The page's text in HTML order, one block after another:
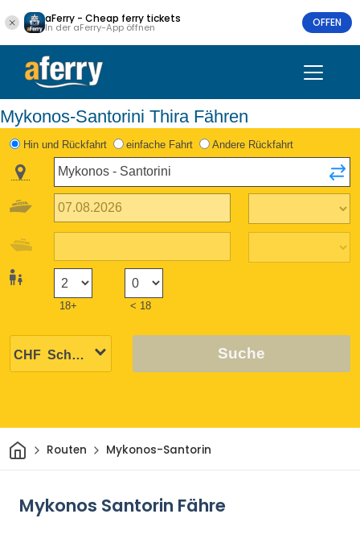
aFerry - Cheap ferry tickets
In der aFerry-App öffnen OFFEN
Mykonos-Santorini Thira Fähren
Hin und Rückfahrt einfache Fahrt Andere Rückfahrt
18+ < 18
Suche
HeimRouten Mykonos-Santorin
Mykonos Santorin Fähre